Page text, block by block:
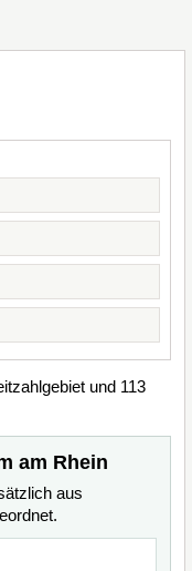
und 113
am Rhein
aus